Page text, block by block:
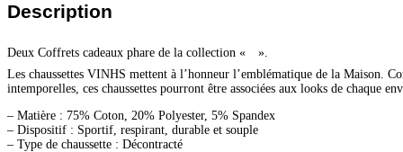
Description
Deux Coffrets cadeaux phare de la collection «
».
Les chaussettes VINHS mettent à l’honneur l’emblématique de la Maison.
intemporelles, ces chaussettes pourront être associées aux looks de chaque
– Matière : 75% Coton, 20% Polyester, 5% Spandex
– Dispositif : Sportif, respirant, durable et souple
– Type de chaussette : Décontracté